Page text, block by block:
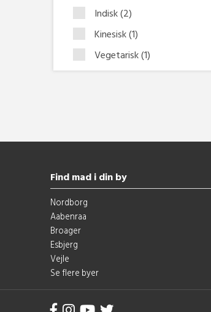
Indisk(2)
Kinesisk(1)
Vegetarisk(1)
Find mad i din by
Nordborg
Aabenraa
Broager
Esbjerg
Vejle
Se flere byer